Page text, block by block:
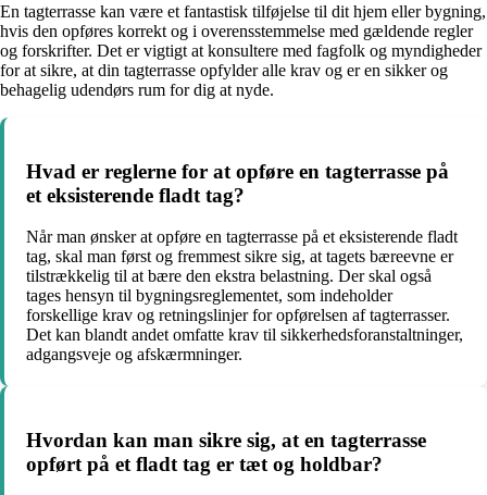
En tagterrasse kan være et fantastisk tilføjelse til dit hjem eller bygning,
hvis den opføres korrekt og i overensstemmelse med gældende regler
og forskrifter. Det er vigtigt at konsultere med fagfolk og myndigheder
for at sikre, at din tagterrasse opfylder alle krav og er en sikker og
behagelig udendørs rum for dig at nyde.
Hvad er reglerne for at opføre en tagterrasse på
et eksisterende fladt tag?
Når man ønsker at opføre en tagterrasse på et eksisterende fladt
tag, skal man først og fremmest sikre sig, at tagets bæreevne er
tilstrækkelig til at bære den ekstra belastning. Der skal også
tages hensyn til bygningsreglementet, som indeholder
forskellige krav og retningslinjer for opførelsen af tagterrasser.
Det kan blandt andet omfatte krav til sikkerhedsforanstaltninger,
adgangsveje og afskærmninger.
Hvordan kan man sikre sig, at en tagterrasse
opført på et fladt tag er tæt og holdbar?